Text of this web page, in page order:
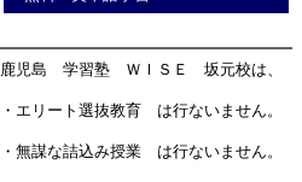
鹿児島 学習塾 ＷＩＳＥ 坂元校は、
・エリート選抜教育 は行ないません。
・無謀な詰込み授業 は行ないません。